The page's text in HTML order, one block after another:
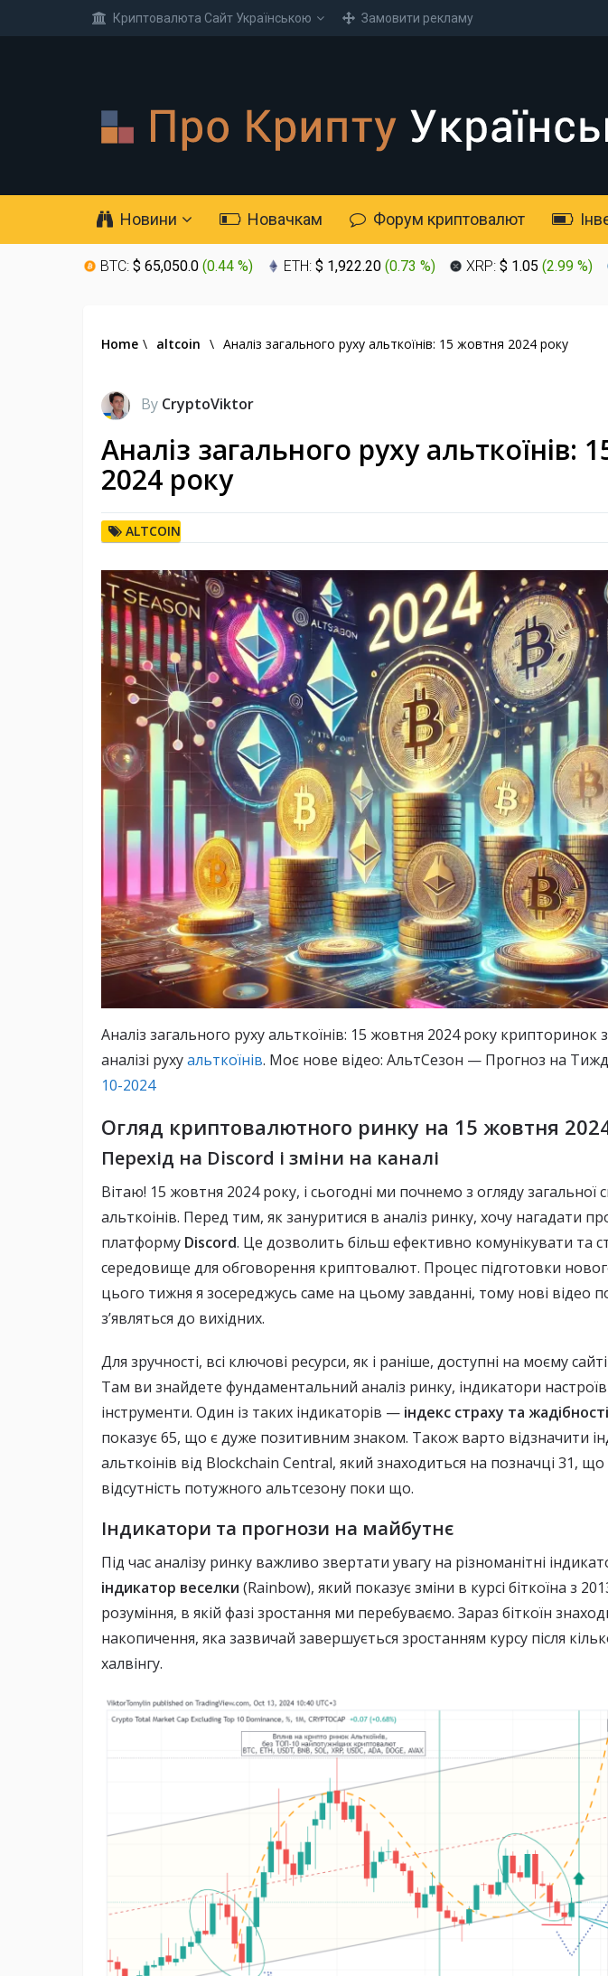
Криптовалюта Cайт Українською Замовити рекламу
Новини Новачкам Форум криптовалют
BTC: $ 65,050.0 (0.44 %) ETH: $ 1,922.20 (0.73 %) XRP: $ 1.05 (2.99 %)
Home \ altcoin \ Аналіз загального руху альткоїнів: 15 жовтня 2024 року
By CryptoViktor
Аналіз загального руху альткоїнів:
2024 року
ALTCOIN
Аналіз загального руху альткоїнів: 15 жовтня 2024 року крипторинок
аналізі рухуальткоїнів. Моє нове відео: АльтСезон — Прогноз на
10-2024
Огляд криптовалютного ринку на 15 жовтня
Перехід на Discord і зміни на каналі
Вітаю! 15 жовтня 2024 року, і сьогодні ми почнемо з огляду загальної
альткоінів. Перед тим, як зануритися в аналіз ринку, хочу нагадати
платформу Discord. Це дозволить більш ефективно комунікувати та
середовище для обговорення криптовалют. Процес підготовки
цього тижня я зосереджусь саме на цьому завданні, тому нові відео
з’являться до вихідних.
Для зручності, всі ключові ресурси, як і раніше, доступні на моєму сайті
Там ви знайдете фундаментальний аналіз ринку, індикатори настроїв
інструменти. Один із таких індикаторів — індекс страху та жадібності
показує 65, що є дуже позитивним знаком. Також варто відзначити
альткоінів від Blockchain Central, який знаходиться на позначці 31,
відсутність потужного альтсезону поки що.
Індикатори та прогнози на майбутнє
Під час аналізу ринку важливо звертати увагу на різноманітні
індикатор веселки (Rainbow), який показує зміни в курсі біткоїна з
розуміння, в якій фазі зростання ми перебуваємо. Зараз біткоїн
накопичення, яка зазвичай завершується зростанням курсу після
халвінгу.